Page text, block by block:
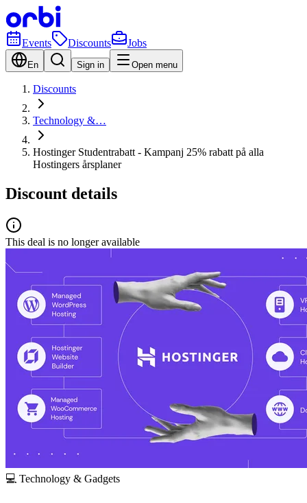
Events Discounts Jobs
En Sign in Open menu
Discounts
Technology &…
Hostinger Studentrabatt - Kampanj 25% rabatt på alla
Hostingers årsplaner
Discount details
This deal is no longer available
💻 Technology & Gadgets